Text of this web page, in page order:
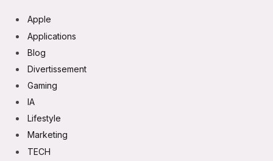
Apple
Applications
Blog
Divertissement
Gaming
IA
Lifestyle
Marketing
TECH